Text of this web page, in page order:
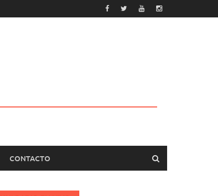
CONTACTO